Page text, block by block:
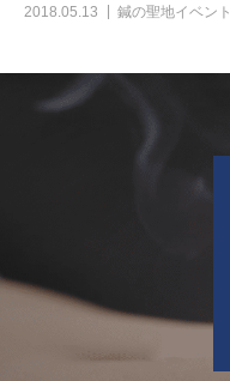
2018.05.13 鍼の聖地イベント